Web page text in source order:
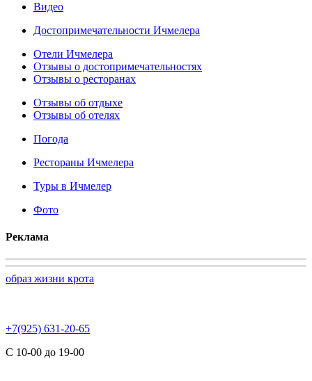
Видео
Достопримечательности Ичмелера
Отели Ичмелера
Отзывы о достопримечательностях
Отзывы о ресторанах
Отзывы об отдыхе
Отзывы об отелях
Погода
Рестораны Ичмелера
Туры в Ичмелер
Фото
Реклама
образ жизни крота
+7(925) 631-20-65
С 10-00 до 19-00